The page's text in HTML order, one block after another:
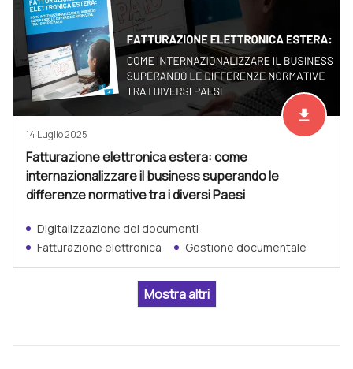
Scarica
file_download
14 Luglio 2025
Fatturazione elettronica estera: come
internazionalizzare il business superando le
differenze normative tra i diversi Paesi
Digitalizzazione dei documenti
Fatturazione elettronica
Gestione documentale